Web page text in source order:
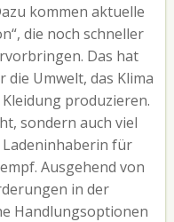
kommen aktuelle
die noch schneller
Das hat
Umwelt, das Klima
produzieren.
sondern auch viel
Ladeninhaberin für
Ausgehend von
in der
Handlungsoptionen